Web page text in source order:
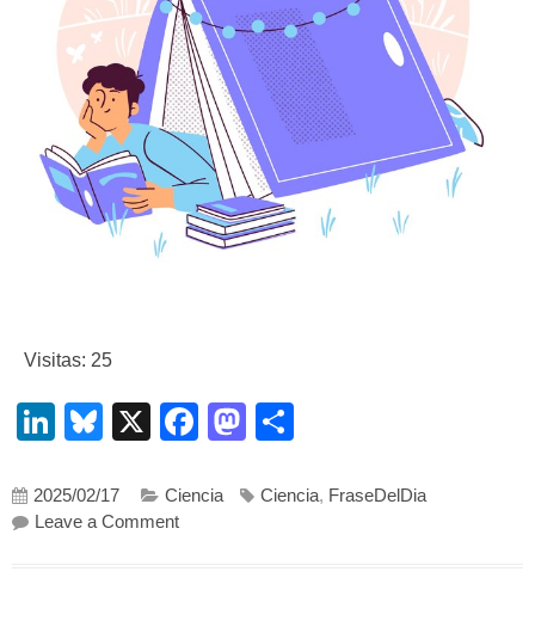
Visitas: 25
LinkedIn
Bluesky
X Facebook
Mastodon
2025/02/17 Ciencia Ciencia, FraseDelDia
Leave a Commenton Manifiesto a favor de una lectura